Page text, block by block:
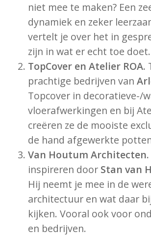
niet mee te maken? Een
dynamiek en zeker
vertelt je over het in
zijn in wat er echt toe doet.
TopCover en Atelier ROA.
prachtige bedrijven van
Topcover in decoratieve-/
vloerafwerkingen en bij
creëren ze de mooiste
de hand afgewerkte
Van Houtum Architecten.
inspireren door Stan van
Hij neemt je mee in de
architectuur en wat daar
kijken. Vooral ook voor
en bedrijven.